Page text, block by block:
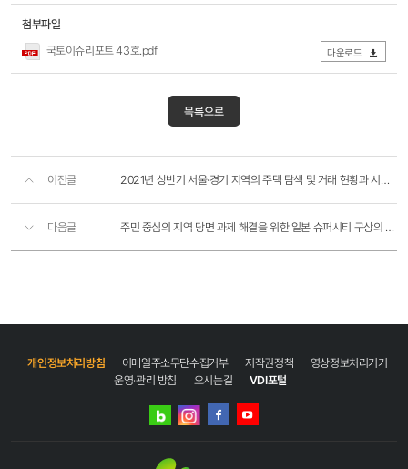
첨부파일
국토이슈리포트 43호.pdf
다운로드
목록으로
이전글 2021년 상반기 서울·경기 지역의 주택 탐색 및 거래 현황과 시장 인식
다음글 주민 중심의 지역 당면 과제 해결을 위한 일본 슈퍼시티 구상의 내용과 시사점
개인정보처리방침 이메일주소무단수집거부 저작권정책
영상정보처리기기
운영·관리 방침
오시는길 VDI포털
네이버
인스타그램